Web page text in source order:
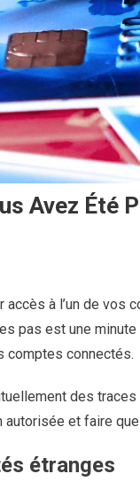
Avez Été
accès à l’un de
pas est une
comptes connectés.
des
et faire
étranges